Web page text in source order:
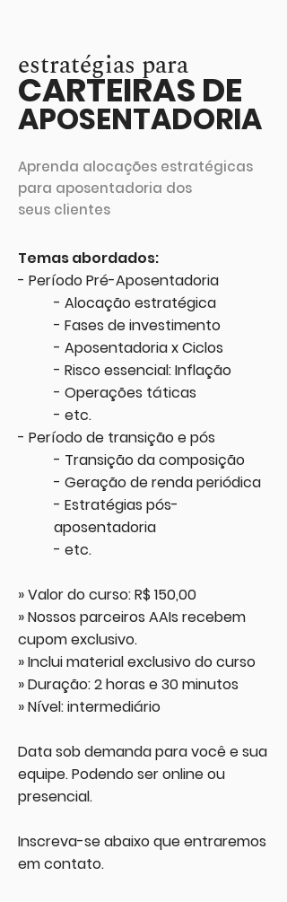
estratégias para
CARTEIRAS DE
APOSENTADORIA
Aprenda alocações estratégicas
para aposentadoria dos
seus clientes
Temas abordados:
- Período Pré-Aposentadoria
- Alocação estratégica
- Fases de investimento
- Aposentadoria x Ciclos
- Risco essencial: Inflação
- Operações táticas
- etc.
- Período de transição e pós
- Transição da composição
- Geração de renda periódica
- Estratégias pós-
aposentadoria
- etc.
» Valor do curso: R$ 150,00
» Nossos parceiros AAIs recebem
cupom exclusivo.
» Inclui material exclusivo do curso
» Duração: 2 horas e 30 minutos
» Nível: intermediário
Data sob demanda para você e sua
equipe. Podendo ser online ou
presencial.
Inscreva-se abaixo que entraremos
em contato.